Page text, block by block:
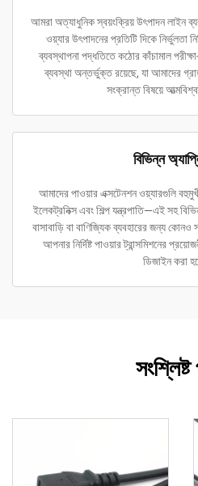
আমরা অত্যাধুনিক স্বয়ংক্রিয় উৎপাদন লাইন
ওয়্যার উৎপাদনের প্রতিটি দিকে নির্ভুলতা
ব্যবস্থাপনা পদ্ধতিতে কঠোর কাঁচামাল পরীক্ষা-
ব্যবস্থা অন্তর্ভুক্ত রয়েছে, যা আমাদের
সংক্রান্ত বিষয়ে
বিভিন্ন
আমাদের পাওয়ার এক্সটেনশন ওয়্যারগুলি
ইলেকট্রনিক্স এবং শিল্প যন্ত্রপাতি—এই সহ
বাসাবাড়ি বা বাণিজ্যিক ব্যবহারের জন্য
আপনার নির্দিষ্ট পাওয়ার ট্রান্সমিশনের
ডিজাইন করা